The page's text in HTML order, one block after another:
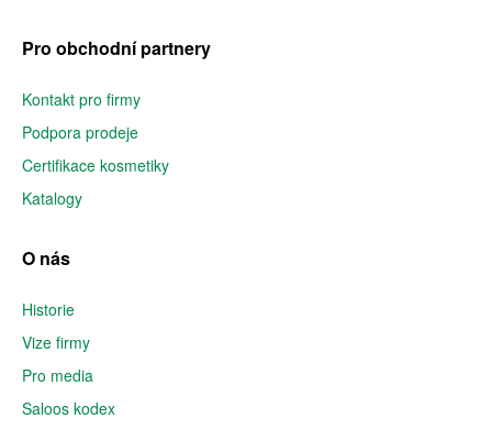
Pro obchodní partnery
Kontakt pro firmy
Podpora prodeje
Certifikace kosmetiky
Katalogy
O nás
Historie
Vize firmy
Pro media
Saloos kodex